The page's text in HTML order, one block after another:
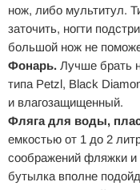
нож, либо мультитул.
заточить, ногти
большой нож не
Фонарь. Лучше брать
типа Petzl, Black
и влагозащищенный.
Фляга для воды,
емкостью от 1 до 2
соображений фляжки и
бутылка вполне